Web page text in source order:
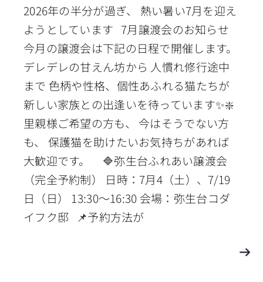
2026年の半分が過ぎ、 熱い暑い7月を迎え
ようとしています 7月譲渡会のお知らせ
今月の譲渡会は下記の日程で開催します。
デレデレの甘えん坊から 人慣れ修行途中
まで 色柄や性格、個性あふれる猫たちが
新しい家族との出逢いを待っています✨❇️
里親様ご希望の方も、 今はそうでない方
も、 保護猫を助けたいお気持ちがあれば
大歓迎です。 🔷弥生台ふれあい譲渡会
（完全予約制） 日時：7月4（土）、7/19
日（日） 13:30〜16:30 会場：弥生台コダ
イフク邸 📌予約方法が